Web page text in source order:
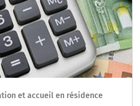
et accueil en résidence